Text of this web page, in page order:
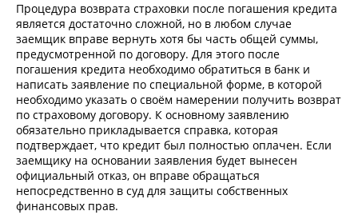
Процедура возврата страховки после погашения кредита
является достаточно сложной, но в любом случае
заемщик вправе вернуть хотя бы часть общей суммы,
предусмотренной по договору. Для этого после
погашения кредита необходимо обратиться в банк и
написать заявление по специальной форме, в которой
необходимо указать о своём намерении получить возврат
по страховому договору. К основному заявлению
обязательно прикладывается справка, которая
подтверждает, что кредит был полностью оплачен. Если
заемщику на основании заявления будет вынесен
официальный отказ, он вправе обращаться
непосредственно в суд для защиты собственных
финансовых прав.